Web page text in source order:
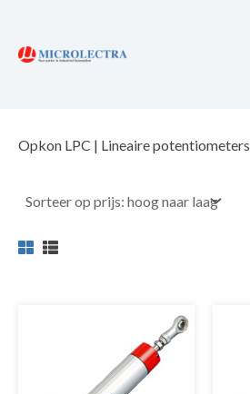
naar
Opkon LPC | Lineaire potentiometers